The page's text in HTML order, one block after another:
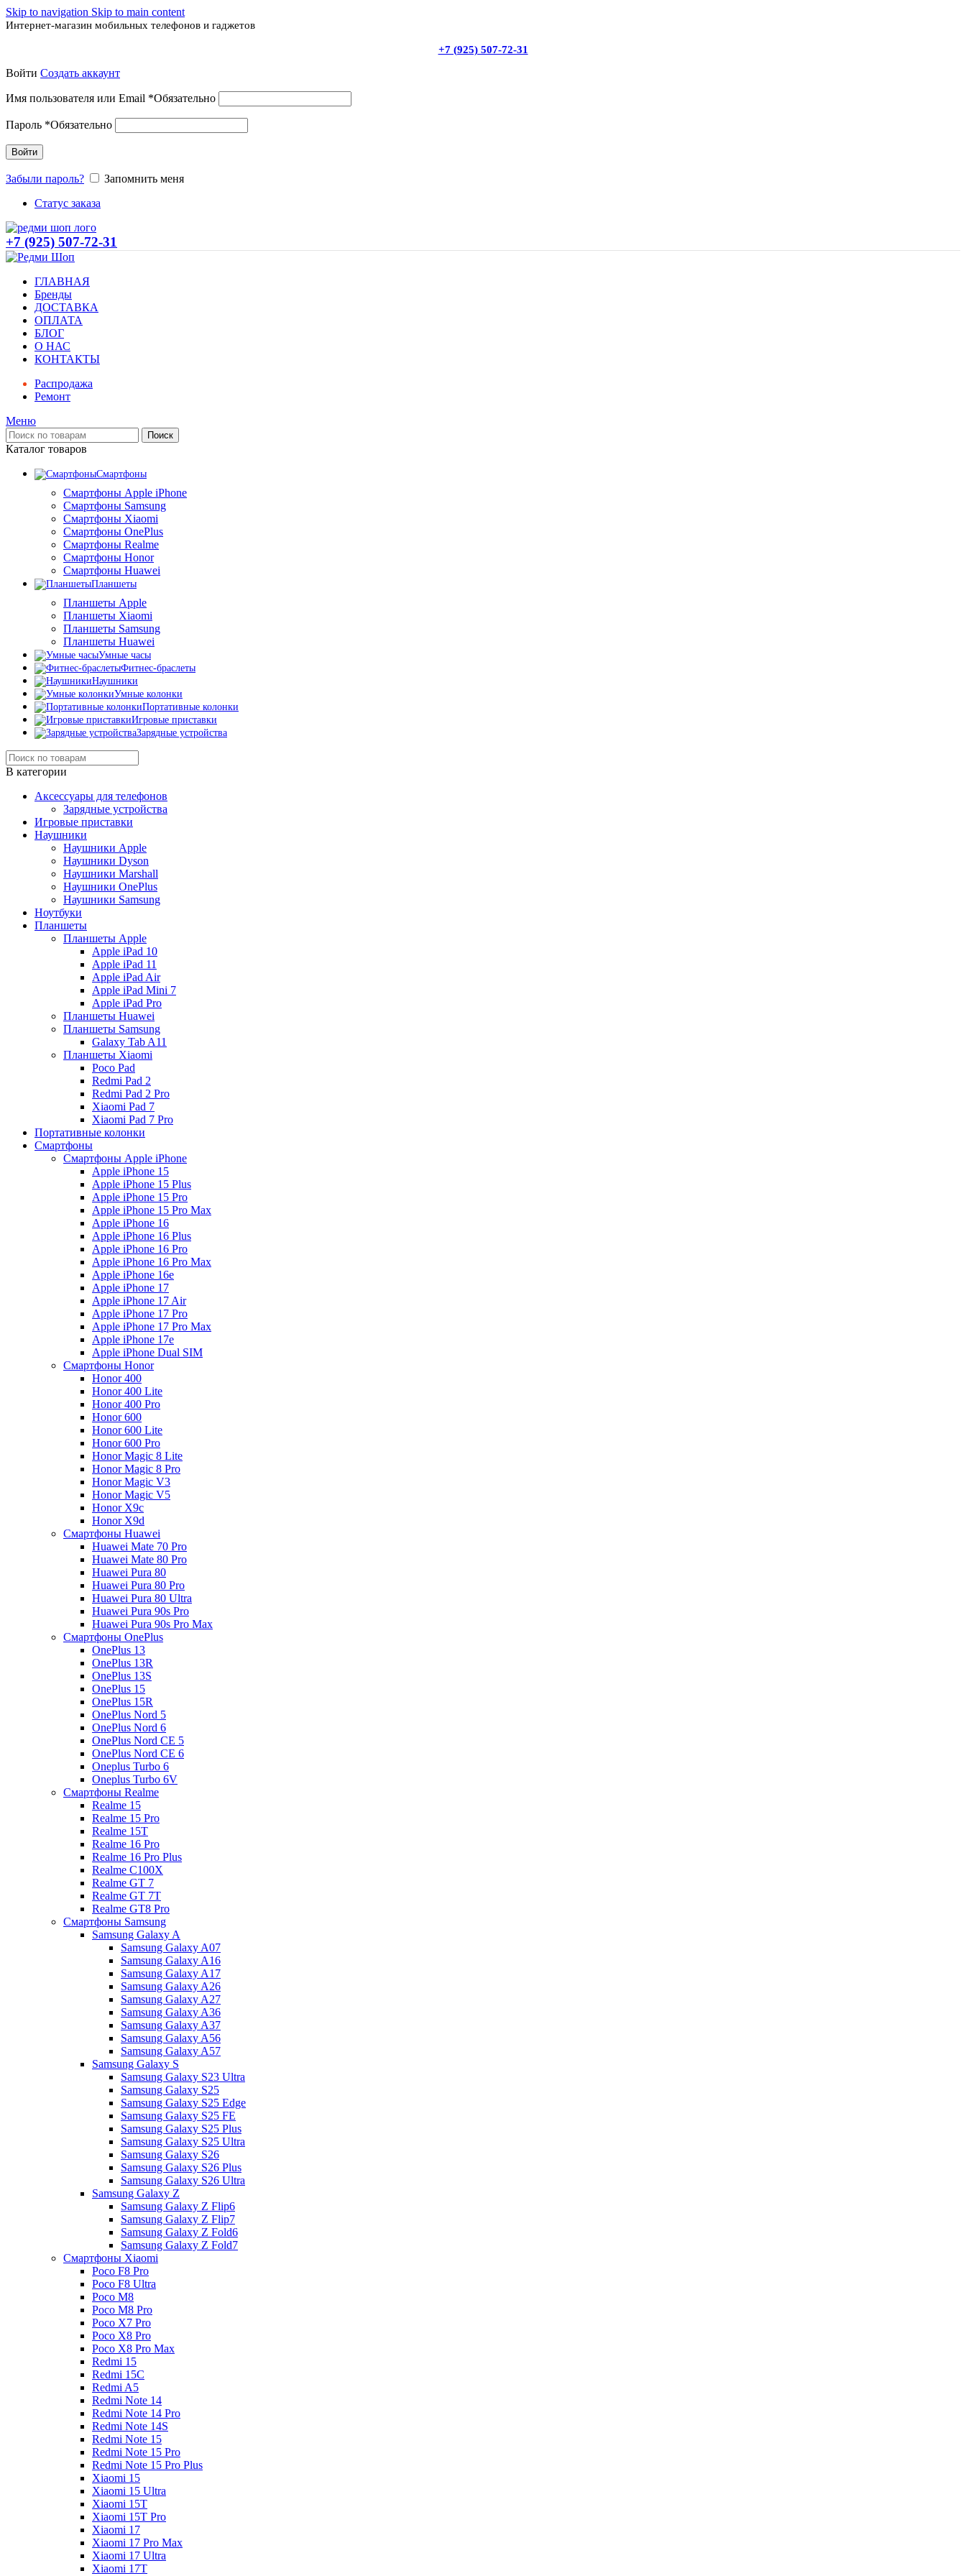
Skip to navigation Skip to main content
Интернет-магазин мобильных телефонов и гаджетов
+7 (925) 507-72-31
Войти Создать аккаунт
Имя пользователя или Email *Обязательно
Пароль *Обязательно
Войти
Забыли пароль?
Запомнить меня
Статус заказа
+7 (925) 507-72-31
ГЛАВНАЯ
Бренды
ДОСТАВКА
ОПЛАТА
БЛОГ
О НАС
КОНТАКТЫ
Распродажа
Ремонт
Меню
Поиск
Каталог товаров
Смартфоны
Смартфоны Apple iPhone
Смартфоны Samsung
Смартфоны Xiaomi
Смартфоны OnePlus
Смартфоны Realme
Смартфоны Honor
Смартфоны Huawei
Планшеты
Планшеты Apple
Планшеты Xiaomi
Планшеты Samsung
Планшеты Huawei
Умные часы
Фитнес-браслеты
Наушники
Умные колонки
Портативные колонки
Игровые приставки
Зарядные устройства
В категории
Аксессуары для телефонов
Зарядные устройства
Игровые приставки
Наушники
Наушники Apple
Наушники Dyson
Наушники Marshall
Наушники OnePlus
Наушники Samsung
Ноутбуки
Планшеты
Планшеты Apple
Apple iPad 10
Apple iPad 11
Apple iPad Air
Apple iPad Mini 7
Apple iPad Pro
Планшеты Huawei
Планшеты Samsung
Galaxy Tab A11
Планшеты Xiaomi
Poco Pad
Redmi Pad 2
Redmi Pad 2 Pro
Xiaomi Pad 7
Xiaomi Pad 7 Pro
Портативные колонки
Смартфоны
Смартфоны Apple iPhone
Apple iPhone 15
Apple iPhone 15 Plus
Apple iPhone 15 Pro
Apple iPhone 15 Pro Max
Apple iPhone 16
Apple iPhone 16 Plus
Apple iPhone 16 Pro
Apple iPhone 16 Pro Max
Apple iPhone 16e
Apple iPhone 17
Apple iPhone 17 Air
Apple iPhone 17 Pro
Apple iPhone 17 Pro Max
Apple iPhone 17e
Apple iPhone Dual SIM
Смартфоны Honor
Honor 400
Honor 400 Lite
Honor 400 Pro
Honor 600
Honor 600 Lite
Honor 600 Pro
Honor Magic 8 Lite
Honor Magic 8 Pro
Honor Magic V3
Honor Magic V5
Honor X9c
Honor X9d
Смартфоны Huawei
Huawei Mate 70 Pro
Huawei Mate 80 Pro
Huawei Pura 80
Huawei Pura 80 Pro
Huawei Pura 80 Ultra
Huawei Pura 90s Pro
Huawei Pura 90s Pro Max
Смартфоны OnePlus
OnePlus 13
OnePlus 13R
OnePlus 13S
OnePlus 15
OnePlus 15R
OnePlus Nord 5
OnePlus Nord 6
OnePlus Nord CE 5
OnePlus Nord CE 6
Oneplus Turbo 6
Oneplus Turbo 6V
Смартфоны Realme
Realme 15
Realme 15 Pro
Realme 15T
Realme 16 Pro
Realme 16 Pro Plus
Realme C100X
Realme GT 7
Realme GT 7T
Realme GT8 Pro
Смартфоны Samsung
Samsung Galaxy A
Samsung Galaxy A07
Samsung Galaxy A16
Samsung Galaxy A17
Samsung Galaxy A26
Samsung Galaxy A27
Samsung Galaxy A36
Samsung Galaxy A37
Samsung Galaxy A56
Samsung Galaxy A57
Samsung Galaxy S
Samsung Galaxy S23 Ultra
Samsung Galaxy S25
Samsung Galaxy S25 Edge
Samsung Galaxy S25 FE
Samsung Galaxy S25 Plus
Samsung Galaxy S25 Ultra
Samsung Galaxy S26
Samsung Galaxy S26 Plus
Samsung Galaxy S26 Ultra
Samsung Galaxy Z
Samsung Galaxy Z Flip6
Samsung Galaxy Z Flip7
Samsung Galaxy Z Fold6
Samsung Galaxy Z Fold7
Смартфоны Xiaomi
Poco F8 Pro
Poco F8 Ultra
Poco M8
Poco M8 Pro
Poco X7 Pro
Poco X8 Pro
Poco X8 Pro Max
Redmi 15
Redmi 15C
Redmi A5
Redmi Note 14
Redmi Note 14 Pro
Redmi Note 14S
Redmi Note 15
Redmi Note 15 Pro
Redmi Note 15 Pro Plus
Xiaomi 15
Xiaomi 15 Ultra
Xiaomi 15T
Xiaomi 15T Pro
Xiaomi 17
Xiaomi 17 Pro Max
Xiaomi 17 Ultra
Xiaomi 17T